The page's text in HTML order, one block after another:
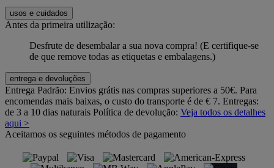
usos e cuidados
Antes da primeira utilização:
Desfrute de desembalar a sua nova compra! (E certifique-se
de que remove todas as etiquetas e embalagens.)
entrega e devoluções
Entrega Padrão: Envios grátis nas compras superiores a 50€. Para
encomendas mais baixas, o custo do transporte é de € 7. Entregas:
de 3 a 10 dias naturais Política de devolução: Veja todos os detalhes
aqui >
Aceitamos os seguintes métodos de pagamento